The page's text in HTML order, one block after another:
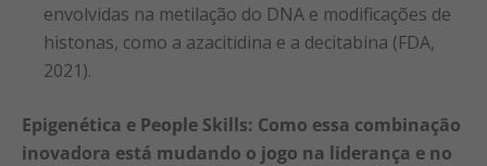
envolvidas na metilação do DNA e modificações de
histonas, como a azacitidina e a decitabina (FDA,
2021).
Epigenética e People Skills: Como essa combinação
inovadora está mudando o jogo na liderança e no